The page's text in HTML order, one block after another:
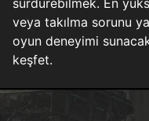
sürdürebilmek. En
veya takılma sorunu
oyun deneyimi
keşfet.